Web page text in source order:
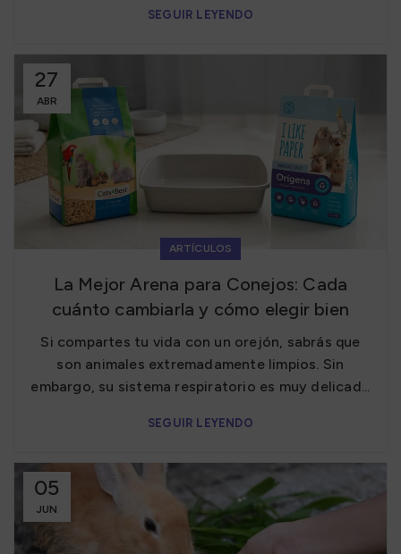
SEGUIR LEYENDO
27
ABR
ARTÍCULOS
La Mejor Arena para Conejos: Cada
cuánto cambiarla y cómo elegir bien
Si compartes tu vida con un orejón, sabrás que
son animales extremadamente limpios. Sin
embargo, su sistema respiratorio es muy delicad...
SEGUIR LEYENDO
05
JUN